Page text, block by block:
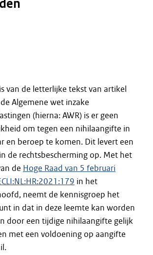
van de letterlijke tekst van artikel
Algemene wet inzake
(hierna: AWR) is er geen
om tegen een nihilaangifte in
en beroep te komen. Dit levert een
de rechtsbescherming op. Met het
de Hoge Raad van 5 februari
in het
neemt de kennisgroep het
in dat in deze leemte kan worden
door een tijdige nihilaangifte gelijk
met een voldoening op aangifte